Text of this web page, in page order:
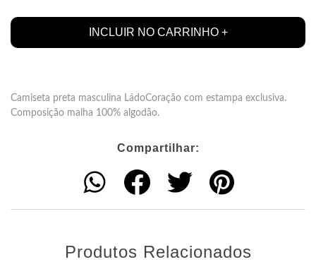
Camiseta preta masculina LádoCoração com estampa exclusiva.
Composição malha 100% algodão.
Compartilhar:
Produtos Relacionados